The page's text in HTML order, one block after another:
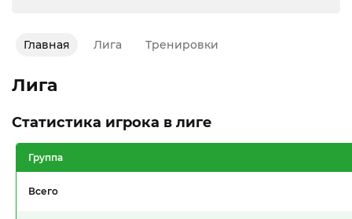
Главная Лига Тренировки
Лига
Статистика игрока в лиге
Группа
Всего